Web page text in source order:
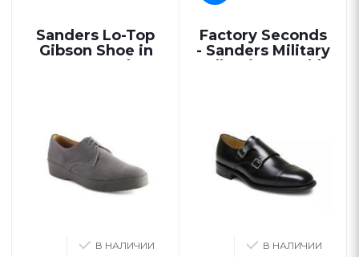
Sanders Lo-Top
Gibson Shoe in
Grey Suede
В НАЛИЧИИ
Factory Seconds
- Sanders Military
Collection Double
В НАЛИЧИИ